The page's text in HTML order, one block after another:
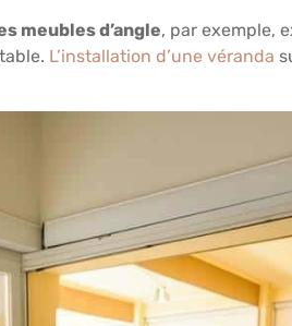
meubles d’angle, par exemple,
L’installation d’une véranda